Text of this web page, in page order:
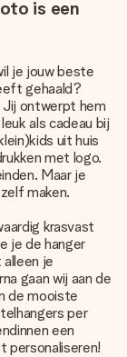
is een
je jouw beste
gehaald?
Jij ontwerpt hem
als cadeau bij
uit huis
met logo.
Maar je
maken.
krasvast
je de hanger
je
gaan wij aan de
de mooiste
per
een
personaliseren!